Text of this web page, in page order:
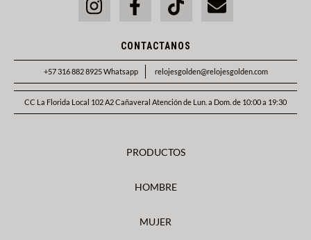
CONTACTANOS
+57 316 882 8925 Whatsapp relojesgolden@relojesgolden.com
CC La Florida Local 102 A2 Cañaveral Atención de Lun. a Dom. de 10:00 a 19:30
PRODUCTOS
HOMBRE
MUJER